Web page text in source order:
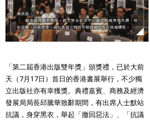
「第二屆香港出版雙年獎」頒獎禮，已於大前
天（7月17日）首日的香港書展舉行，不少獨
立出版社亦有幸獲獎。典禮嘉賓、商務及經濟
發展局局長邱騰華致辭期間，有出席人士默站
抗議，身穿黑衣，舉起「撤回惡法」、「抗議